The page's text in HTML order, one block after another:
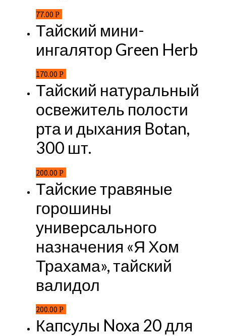
77.00 Р
Тайский мини-
ингалятор Green Herb
170.00 Р
Тайский натуральный
освежитель полости
рта и дыхания Botan,
300 шт.
200.00 Р
Тайские травяные
горошины
универсального
назначения «Я Хом
Трахама», тайский
валидол
200.00 Р
Капсулы Noxa 20 для